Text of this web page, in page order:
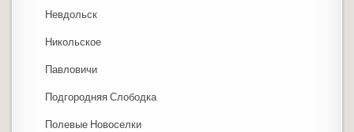
Невдольск
Никольское
Павловичи
Подгородняя Слободка
Полевые Новоселки